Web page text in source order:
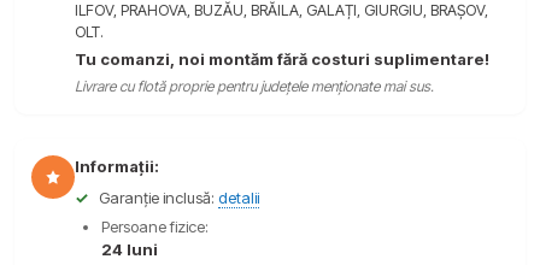
ILFOV, PRAHOVA, BUZĂU, BRĂILA, GALAȚI, GIURGIU, BRAȘOV,
OLT.
Tu comanzi, noi montăm fără costuri suplimentare!
Livrare cu flotă proprie pentru județele menționate mai sus.
Informații:
✓
Garanție inclusă: detalii
Persoane fizice:
24 luni